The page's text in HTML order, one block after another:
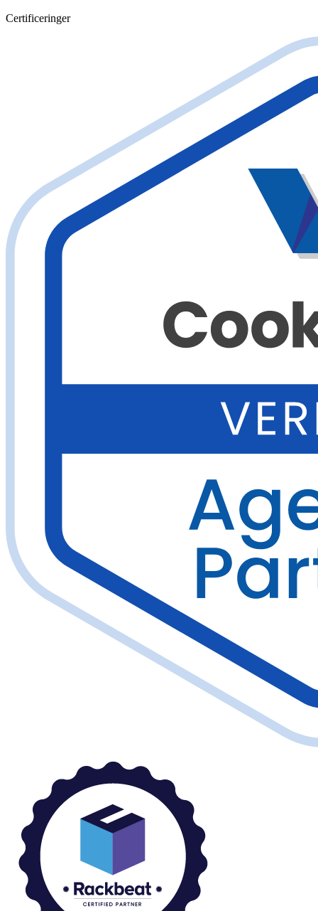
Certificeringer